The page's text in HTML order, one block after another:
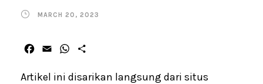
MARCH 20, 2023
c
a
W
a
a
Artikel ini disarikan langsung dari situs